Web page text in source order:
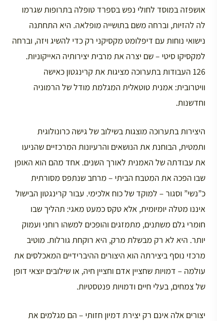
אושפזה במוסד לחולי נפש בספרד טופלה בתרופות שגרמו
לה להזיות, וברחה משם בתושייה מופלאה. היא התחתנה
נישואי נוחות עם דיפלומט מקסיקני רק כדי להשיג ויזה, וברחה
למקסיקו סיטי – שם יצרה את מרבית יצירותיה האייקוניות.
126 העבודות בתערוכה מציגות את קרינגטון כאישה
וויטרובית: אמנית טוטאלית המגלמת מודל של הרמוניה
וחדשנות.
היצירות בתערוכה מוצגות בשילוב של גישה כרונולוגית
ותמטית, הבוחנת את הנושאים והרעיונות המרכזיים שהניעו
את עבודתה של האמנית לאורך השנים. אחד מהם הוא האופן
שבו הפכה את המטבח הביתי – מרחב שנתפס מסורתית
כ”נשי” וסגור – למוקד של כוח אלכימי. עבור קרינגטון הבישול
איננו מטלה יומיומית, אלא טקס כמעט מאגי: תהליך שבו
חומרי גלם משתנים, מתמזגים והופכים למשהו רוחני ועמוק
יותר. היא לא רק מבשלת מרק, היא רוקחת גורלות. מוטיב
מרכזי נוסף ביצירתה הוא היצורים ההיברידיים המאכלסים את
עולמה – דמויות שחציין אדם וחציין חיה, או שילובים יוצאי דופן
של צמחים, בעלי חיים ודמויות פנטסטיות.
יצורים אלה אינם רק יצירת דמיון חזותי – הם מגלמים את